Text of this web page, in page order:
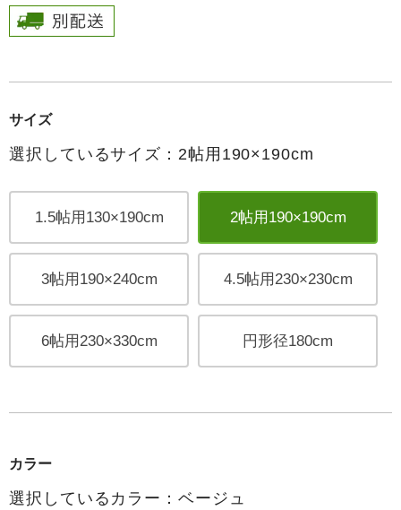
サイズ
選択しているサイズ：2帖用190×190cm
1.5帖用130×190cm 2帖用190×190cm
3帖用190×240cm 4.5帖用230×230cm
6帖用230×330cm 円形径180cm
カラー
選択しているカラー：ベージュ